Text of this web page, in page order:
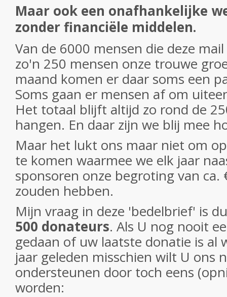
Maar ook een onafhankelijke
zonder financiële middelen.
Van de 6000 mensen die deze
zo'n 250 mensen onze trouwe
maand komen er daar soms een
Soms gaan er mensen af om
Het totaal blijft altijd zo rond de
hangen. En daar zijn we blij mee
Maar het lukt ons maar niet om
te komen waarmee we elk jaar
sponsoren onze begroting van
zouden hebben.
Mijn vraag in deze 'bedelbrief' is
500 donateurs. Als U nog nooit
gedaan of uw laatste donatie is al
jaar geleden misschien wilt U ons
ondersteunen door toch eens
worden: